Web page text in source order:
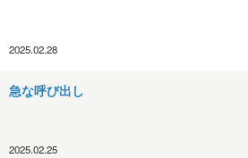
2025.02.28
急な呼び出し
2025.02.25